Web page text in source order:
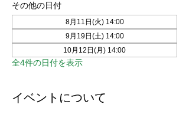
その他の日付
8月11日(火) 14:00
9月19日(土) 14:00
10月12日(月) 14:00
全4件の日付を表示
イベントについて